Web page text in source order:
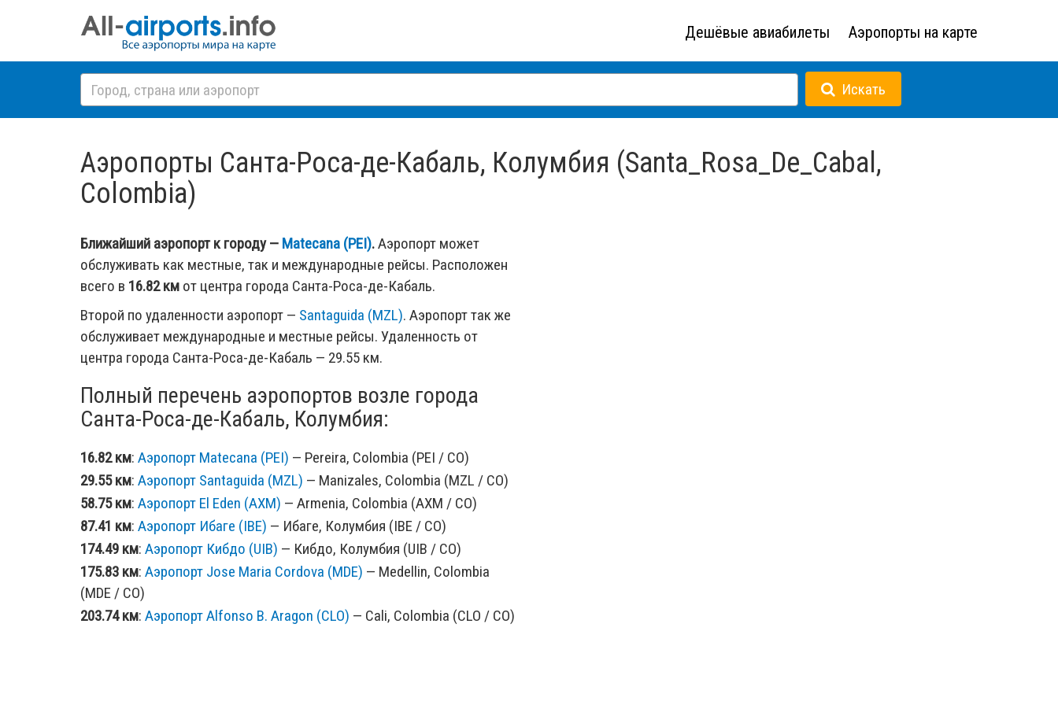
Дешёвые авиабилеты Аэропорты на карте
Искать
Аэропорты Санта-Роса-де-Кабаль, Колумбия (Santa_Rosa_De_Cabal,
Colombia)
Ближайший аэропорт к городу — Matecana (PEI).Аэропорт может
обслуживать как местные, так и международные рейсы. Расположен
всего в 16.82 км от центра города Санта-Роса-де-Кабаль.
Второй по удаленности аэропорт — Santaguida (MZL). Аэропорт так же
обслуживает международные и местные рейсы. Удаленность от
центра города Санта-Роса-де-Кабаль — 29.55 км.
Полный перечень аэропортов возле города
Санта-Роса-де-Кабаль, Колумбия:
16.82 км: Аэропорт Matecana (PEI) — Pereira, Colombia (PEI / CO)
29.55 км: Аэропорт Santaguida (MZL) — Manizales, Colombia (MZL / CO)
58.75 км: Аэропорт El Eden (AXM) — Armenia, Colombia (AXM / CO)
87.41 км: Аэропорт Ибаге (IBE) — Ибаге, Колумбия (IBE / CO)
174.49 км: Аэропорт Кибдо (UIB) — Кибдо, Колумбия (UIB / CO)
175.83 км: Аэропорт Jose Maria Cordova (MDE) — Medellin, Colombia
(MDE / CO)
203.74 км: Аэропорт Alfonso B. Aragon (CLO) — Cali, Colombia (CLO / CO)